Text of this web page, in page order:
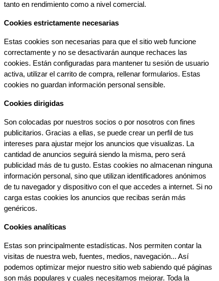
tanto en rendimiento como a nivel comercial.
Cookies estrictamente necesarias
Estas cookies son necesarias para que el sitio web funcione
correctamente y no se desactivarán aunque rechaces las
cookies. Están configuradas para mantener tu sesión de usuario
activa, utilizar el carrito de compra, rellenar formularios. Estas
cookies no guardan información personal sensible.
Cookies dirigidas
Son colocadas por nuestros socios o por nosotros con fines
publicitarios. Gracias a ellas, se puede crear un perfil de tus
intereses para ajustar mejor los anuncios que visualizas. La
cantidad de anuncios seguirá siendo la misma, pero será
publicidad más de tu gusto. Estas cookies no almacenan ninguna
información personal, sino que utilizan identificadores anónimos
de tu navegador y dispositivo con el que accedes a internet. Si no
carga estas cookies los anuncios que recibas serán más
genéricos.
Cookies analíticas
Estas son principalmente estadísticas. Nos permiten contar la
visitas de nuestra web, fuentes, medios, navegación... Así
podemos optimizar mejor nuestro sitio web sabiendo qué páginas
son más populares y cuales necesitamos mejorar. Toda la